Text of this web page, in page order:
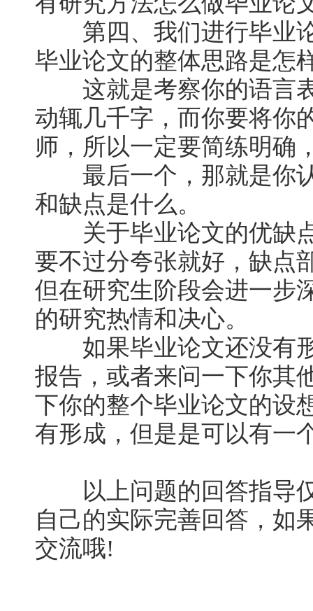
第四、我们进行毕业论
毕业论文的整体思路是
这就是考察你的语言表
动辄几千字，而你要将你
师，所以一定要简练明确
最后一个，那就是你认
和缺点是什么。
关于毕业论文的优缺点
要不过分夸张就好，缺点
但在研究生阶段会进一步
的研究热情和决心。
如果毕业论文还没有形
报告，或者来问一下你其
下你的整个毕业论文的设
有形成，但是是可以有一
以上问题的回答指导仅
自己的实际完善回答，如
交流哦!